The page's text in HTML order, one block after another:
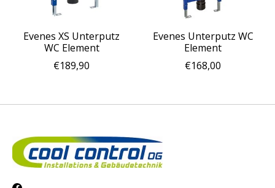
Evenes XS Unterputz
WC Element
€189,90
Evenes Unterputz WC
Element
€168,00